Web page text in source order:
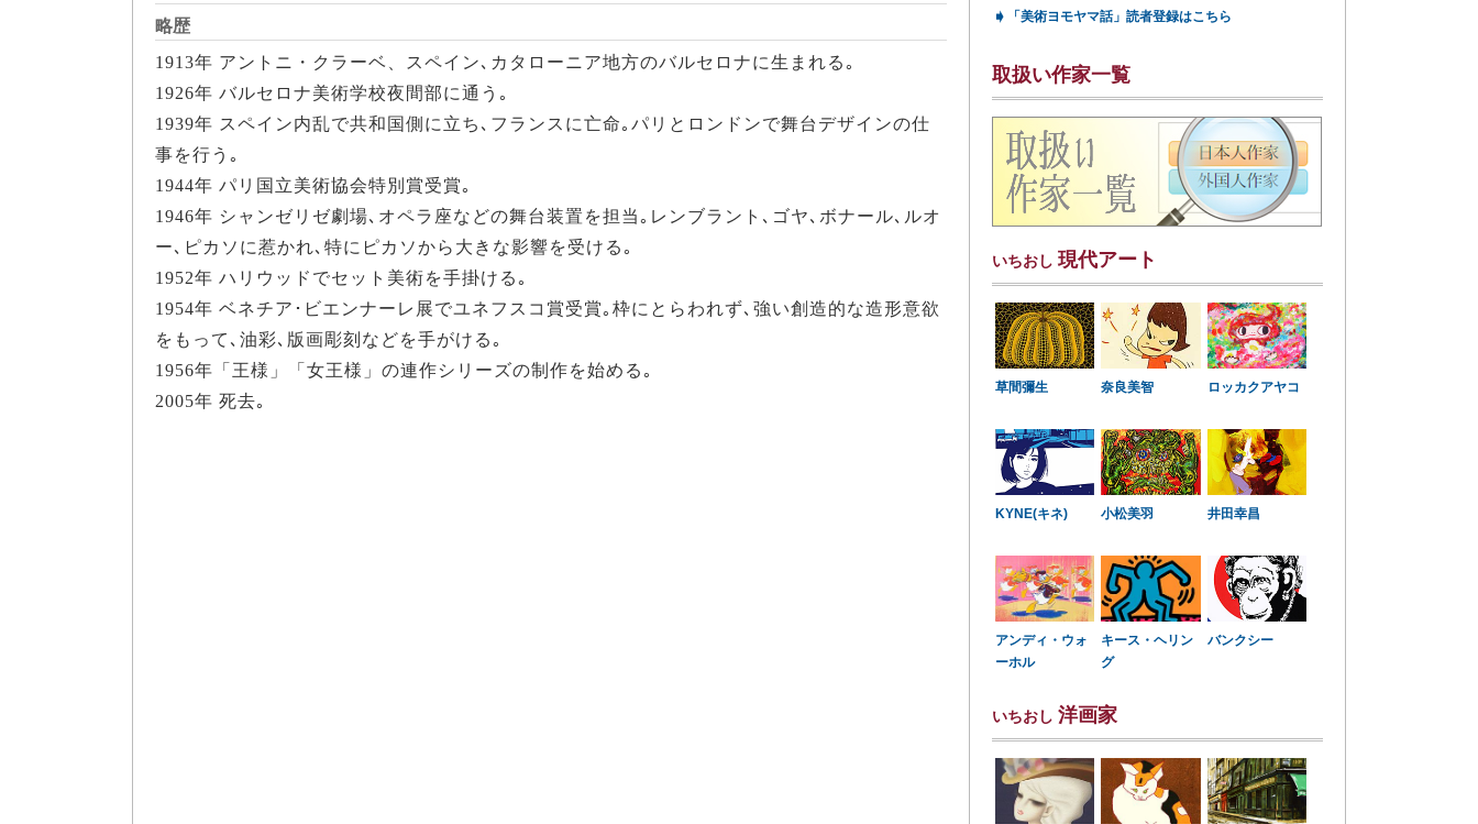
略歴
1913年 アントニ・クラーベ、スペイン､カタローニア地方のバルセロナに生まれる｡
1926年 バルセロナ美術学校夜間部に通う｡
1939年 スペイン内乱で共和国側に立ち､フランスに亡命｡パリとロンドンで舞台デザインの仕
事を行う｡
1944年 パリ国立美術協会特別賞受賞｡
1946年 シャンゼリゼ劇場､オペラ座などの舞台装置を担当｡レンブラント､ゴヤ､ボナール､ルオ
ー､ピカソに惹かれ､特にピカソから大きな影響を受ける｡
1952年 ハリウッドでセット美術を手掛ける｡
1954年 ベネチア･ビエンナーレ展でユネフスコ賞受賞｡枠にとらわれず､強い創造的な造形意欲
をもって､油彩､版画彫刻などを手がける｡
1956年「王様」「女王様」の連作シリーズの制作を始める｡
2005年 死去｡
➧ 「美術ヨモヤマ話」読者登録はこちら
取扱い作家一覧
いちおし 現代アート
草間彌生 奈良美智 ロッカクアヤコ
KYNE(キネ) 小松美羽 井田幸昌
アンディ・ウォ
ーホル
キース・ヘリン
グ
バンクシー
いちおし 洋画家